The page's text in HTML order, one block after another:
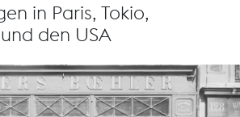
in Paris, Tokio,
den USA